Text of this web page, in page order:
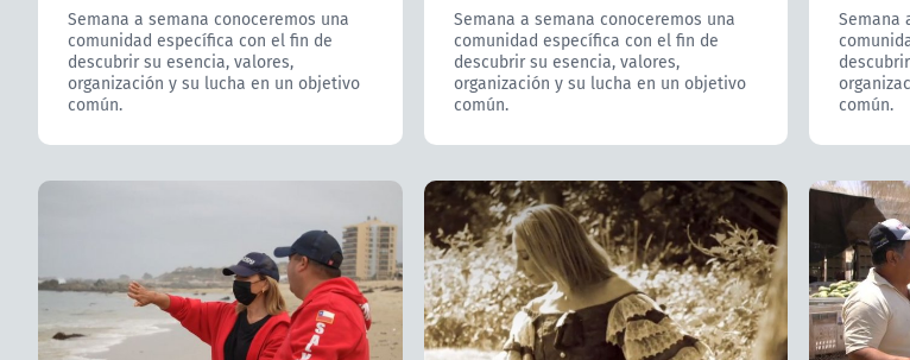
Semana a semana conoceremos una
comunidad específica con el fin de
descubrir su esencia, valores,
organización y su lucha en un objetivo
común.
Semana a semana conoceremos una
comunidad específica con el fin de
descubrir su esencia, valores,
organización y su lucha en un objetivo
común.
Semana
común.